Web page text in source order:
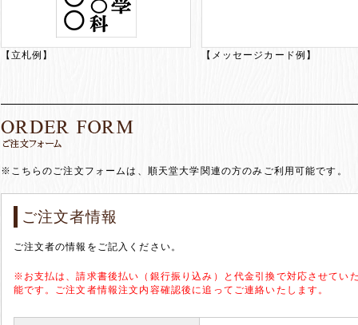
【立札例】 【メッセージカード例】
※こちらのご注文フォームは、順天堂大学関連の方のみご利用可能です。
ご注文者情報
ご注文者の情報をご記入ください。
※お支払は、請求書後払い（銀行振り込み）と代金引換で対応させてい
能です。ご注文者情報注文内容確認後に追ってご連絡いたします。